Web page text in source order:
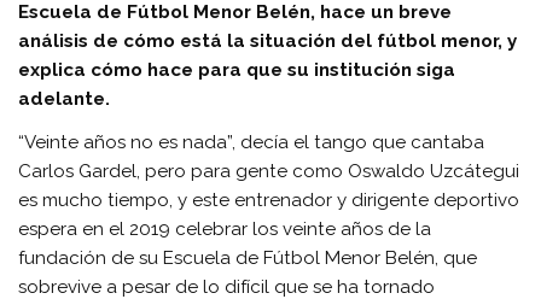
Escuela de Fútbol Menor Belén, hace un breve
análisis de cómo está la situación del fútbol menor, y
explica cómo hace para que su institución siga
adelante.
“Veinte años no es nada”, decía el tango que cantaba
Carlos Gardel, pero para gente como Oswaldo Uzcátegui
es mucho tiempo, y este entrenador y dirigente deportivo
espera en el 2019 celebrar los veinte años de la
fundación de su Escuela de Fútbol Menor Belén, que
sobrevive a pesar de lo difícil que se ha tornado